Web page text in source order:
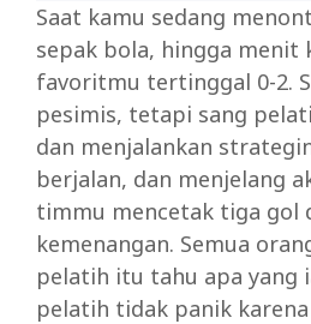
Saat kamu sedang
sepak bola, hingga menit
favoritmu tertinggal 0-2.
pesimis, tetapi sang
dan menjalankan
berjalan, dan menjelang
timmu mencetak tiga gol
kemenangan. Semua
pelatih itu tahu apa yang
pelatih tidak panik